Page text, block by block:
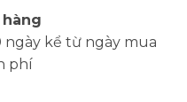
hàng
kể từ ngày mua
phí